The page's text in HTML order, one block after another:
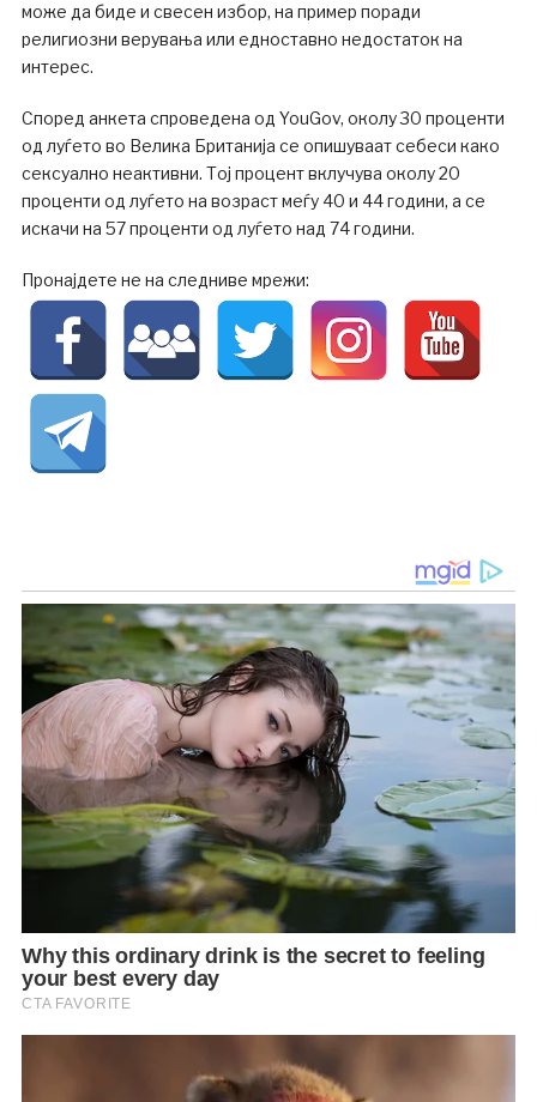
може да биде и свесен избор, на пример поради
религиозни верувања или едноставно недостаток на
интерес.
Според анкета спроведена од YouGov, околу 30 проценти
од луѓето во Велика Британија се опишуваат себеси како
сексуално неактивни. Тој процент вклучува околу 20
проценти од луѓето на возраст меѓу 40 и 44 години, а се
искачи на 57 проценти од луѓето над 74 години.
Пронајдете не на следниве мрежи: